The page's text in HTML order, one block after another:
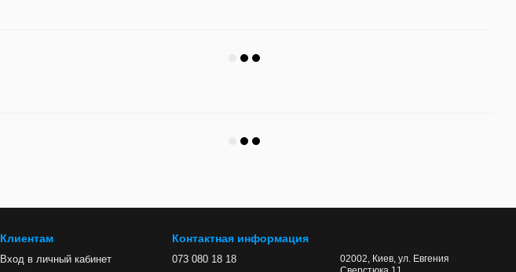
Клиентам
Вход в личный кабинет
Контактная информация
073 080 18 18
02002, Киев, ул. Евгения